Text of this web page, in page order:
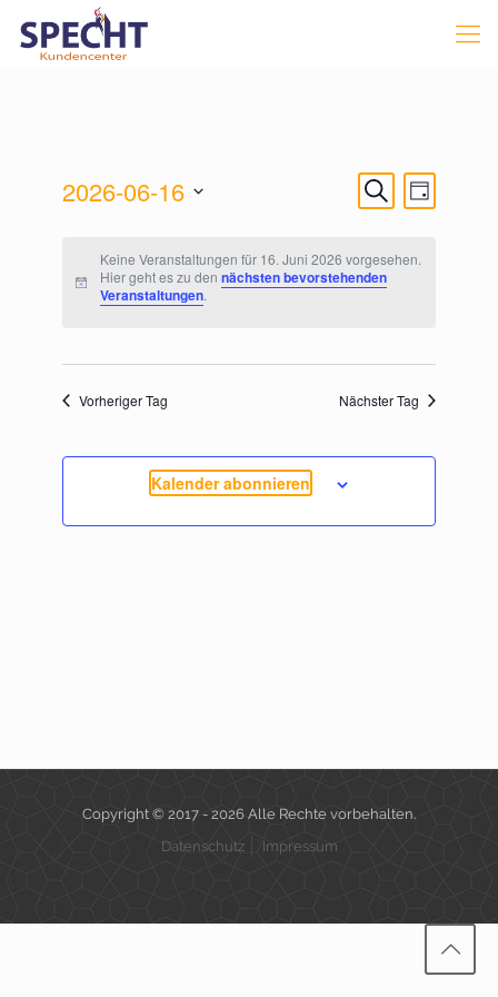
SUCHE
UND
Suche
Tag
2026-06-16
wählen.Keine Veranstaltungen für 16. Juni 2026 vorgesehen.
Hier geht es zu dennächsten bevorstehenden
Veranstaltungen.
Vorheriger Tag Nächster Tag
Kalender abonnieren
Copyright © 2017 - 2026 Alle Rechte vorbehalten.
Datenschutz
Impressum